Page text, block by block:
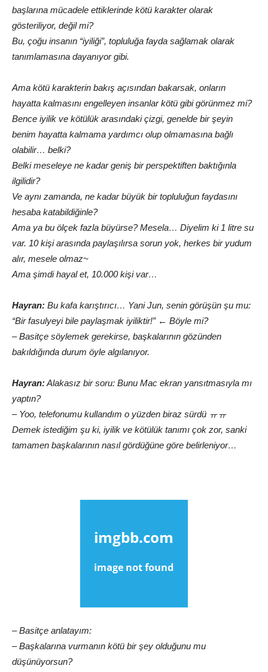
başlarına mücadele ettiklerinde kötü karakter olarak
gösteriliyor, değil mi?
Bu, çoğu insanın “iyiliği”, topluluğa fayda sağlamak olarak
tanımlamasına dayanıyor gibi.
Ama kötü karakterin bakış açısından bakarsak, onların
hayatta kalmasını engelleyen insanlar kötü gibi görünmez mi?
Bence iyilik ve kötülük arasındaki çizgi, genelde bir şeyin
benim hayatta kalmama yardımcı olup olmamasına bağlı
olabilir… belki?
Belki meseleye ne kadar geniş bir perspektiften baktığınla
ilgilidir?
Ve aynı zamanda, ne kadar büyük bir topluluğun faydasını
hesaba katabildiğinle?
Ama ya bu ölçek fazla büyürse? Mesela… Diyelim ki 1 litre su
var. 10 kişi arasında paylaşılırsa sorun yok, herkes bir yudum
alır, mesele olmaz~
Ama şimdi hayal et, 10.000 kişi var…
Hayran: Bu kafa karıştırıcı… Yani Jun, senin görüşün şu mu:
“Bir fasulyeyi bile paylaşmak iyiliktir!” ← Böyle mi?
– Basitçe söylemek gerekirse, başkalarının gözünden
bakıldığında durum öyle algılanıyor.
Hayran:Alakasız bir soru: Bunu Mac ekran yansıtmasıyla mı
yaptın?
– Yoo, telefonumu kullandım o yüzden biraz sürdü ㅠㅠ
Demek istediğim şu ki, iyilik ve kötülük tanımı çok zor, sanki
tamamen başkalarının nasıl gördüğüne göre belirleniyor…
– Basitçe anlatayım:
– Başkalarına vurmanın kötü bir şey olduğunu mu
düşünüyorsun?